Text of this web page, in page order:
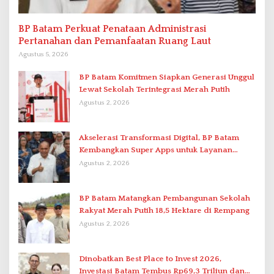
BP Batam Perkuat Penataan Administrasi
Pertanahan dan Pemanfaatan Ruang Laut
Agustus 5, 2026
BP Batam Komitmen Siapkan Generasi Unggul
Lewat Sekolah Terintegrasi Merah Putih
Agustus 2, 2026
Akselerasi Transformasi Digital, BP Batam
Kembangkan Super Apps untuk Layanan
Terpadu
Agustus 2, 2026
BP Batam Matangkan Pembangunan Sekolah
Rakyat Merah Putih 18,5 Hektare di Rempang
Agustus 2, 2026
Dinobatkan Best Place to Invest 2026,
Investasi Batam Tembus Rp69,3 Triliun dan